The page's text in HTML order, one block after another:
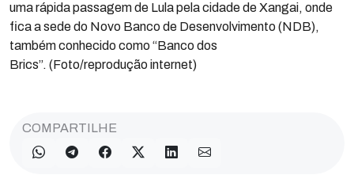
uma rápida passagem de Lula pela cidade de Xangai, onde
fica a sede do Novo Banco de Desenvolvimento (NDB),
também conhecido como “Banco dos
Brics”. (Foto/reprodução internet)
COMPARTILHE